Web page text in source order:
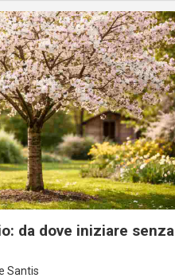
da dove iniziare senza
Santis